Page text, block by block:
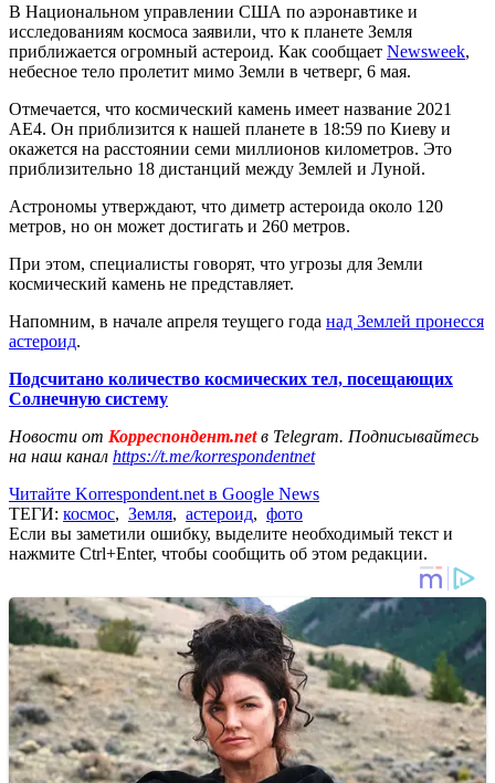
В Национальном управлении США по аэронавтике и
исследованиям космоса заявили, что к планете Земля
приближается огромный астероид. Как сообщает Newsweek,
небесное тело пролетит мимо Земли в четверг, 6 мая.
Отмечается, что космический камень имеет название 2021
AE4. Он приблизится к нашей планете в 18:59 по Киеву и
окажется на расстоянии семи миллионов километров. Это
приблизительно 18 дистанций между Землей и Луной.
Астрономы утверждают, что диметр астероида около 120
метров, но он может достигать и 260 метров.
При этом, специалисты говорят, что угрозы для Земли
космический камень не представляет.
Напомним, в начале апреля теущего года над Землей пронесся
астероид.
Подсчитано количество космических тел, посещающих
Солнечную систему
Новости от Корреспондент.netв Telegram. Подписывайтесь
на наш канал https://t.me/korrespondentnet
Читайте Korrespondent.net в Google News
ТЕГИ: космос, Земля, астероид, фото
Если вы заметили ошибку, выделите необходимый текст и
нажмите Ctrl+Enter, чтобы сообщить об этом редакции.